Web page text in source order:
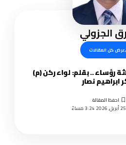
الجزولي
عرض كل المقالات
رؤساء .. بقلم: لواء ركن (م)
ابراهيم نصار